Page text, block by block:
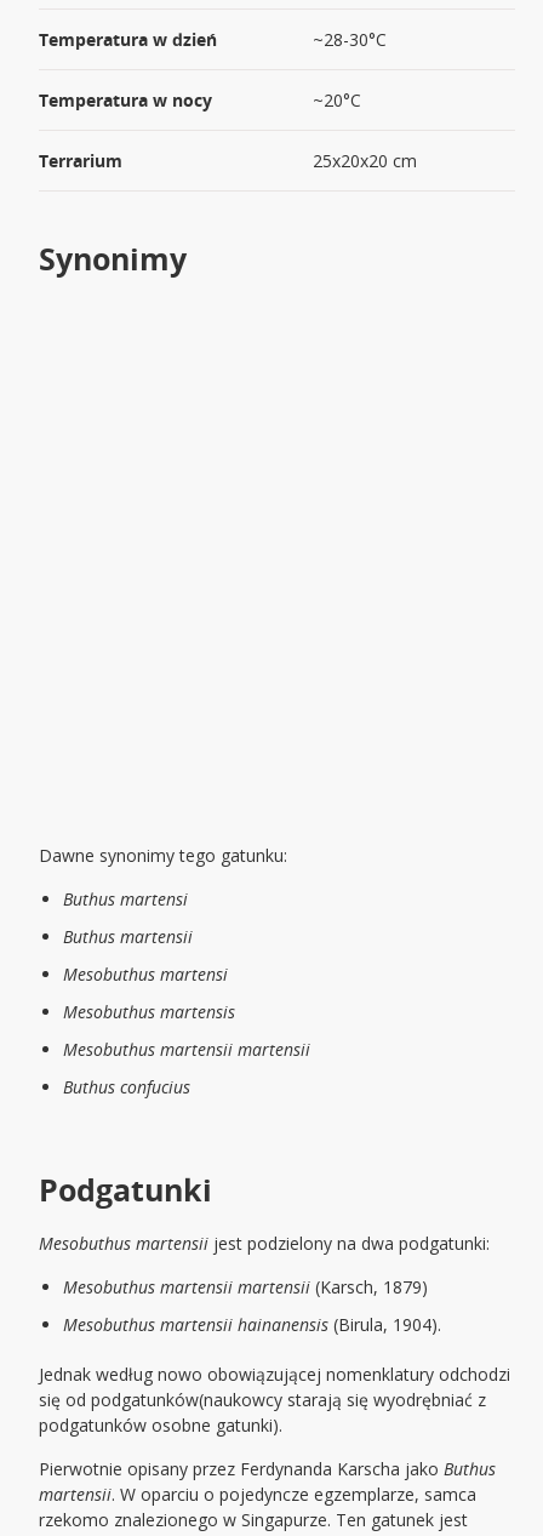
Temperatura w dzień ~28-30°C
Temperatura w nocy ~20°C
Terrarium 25x20x20 cm
Synonimy
Dawne synonimy tego gatunku:
Buthus martensi
Buthus martensii
Mesobuthus martensi
Mesobuthus martensis
Mesobuthus martensii martensii
Buthus confucius
Podgatunki
Mesobuthus martensii jest podzielony na dwa podgatunki:
Mesobuthus martensii martensii (Karsch, 1879)
Mesobuthus martensii hainanensis (Birula, 1904).
Jednak według nowo obowiązującej nomenklatury odchodzi
się od podgatunków(naukowcy starają się wyodrębniać z
podgatunków osobne gatunki).
Pierwotnie opisany przez Ferdynanda Karscha jako Buthus
martensii. W oparciu o pojedyncze egzemplarze, samca
rzekomo znalezionego w Singapurze. Ten gatunek jest